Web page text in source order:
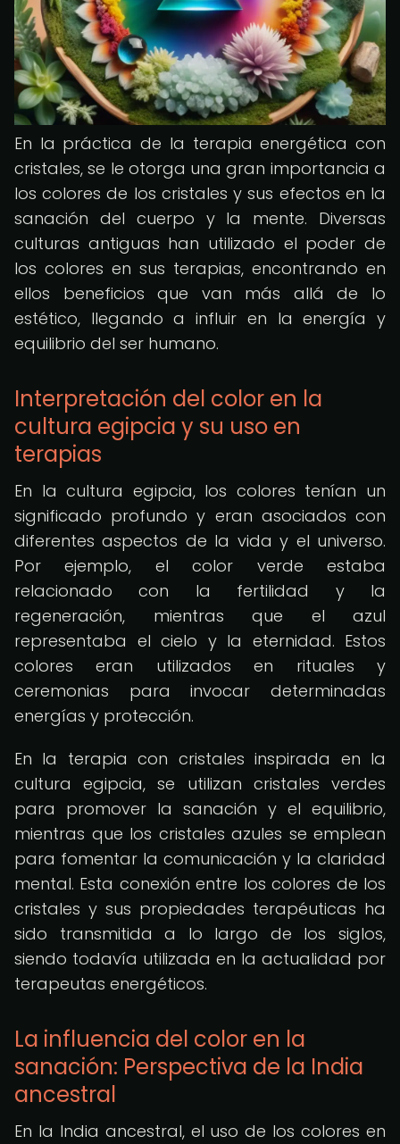
En la práctica de la terapia energética con
cristales, se le otorga una gran importancia a
los colores de los cristales y sus efectos en la
sanación del cuerpo y la mente. Diversas
culturas antiguas han utilizado el poder de
los colores en sus terapias, encontrando en
ellos beneficios que van más allá de lo
estético, llegando a influir en la energía y
equilibrio del ser humano.
Interpretación del color en la
cultura egipcia y su uso en
terapias
En la cultura egipcia, los colores tenían un
significado profundo y eran asociados con
diferentes aspectos de la vida y el universo.
Por ejemplo, el color verde estaba
relacionado con la fertilidad y la
regeneración, mientras que el azul
representaba el cielo y la eternidad. Estos
colores eran utilizados en rituales y
ceremonias para invocar determinadas
energías y protección.
En la terapia con cristales inspirada en la
cultura egipcia, se utilizan cristales verdes
para promover la sanación y el equilibrio,
mientras que los cristales azules se emplean
para fomentar la comunicación y la claridad
mental. Esta conexión entre los colores de los
cristales y sus propiedades terapéuticas ha
sido transmitida a lo largo de los siglos,
siendo todavía utilizada en la actualidad por
terapeutas energéticos.
La influencia del color en la
sanación: Perspectiva de la India
ancestral
En la India ancestral, el uso de los colores en